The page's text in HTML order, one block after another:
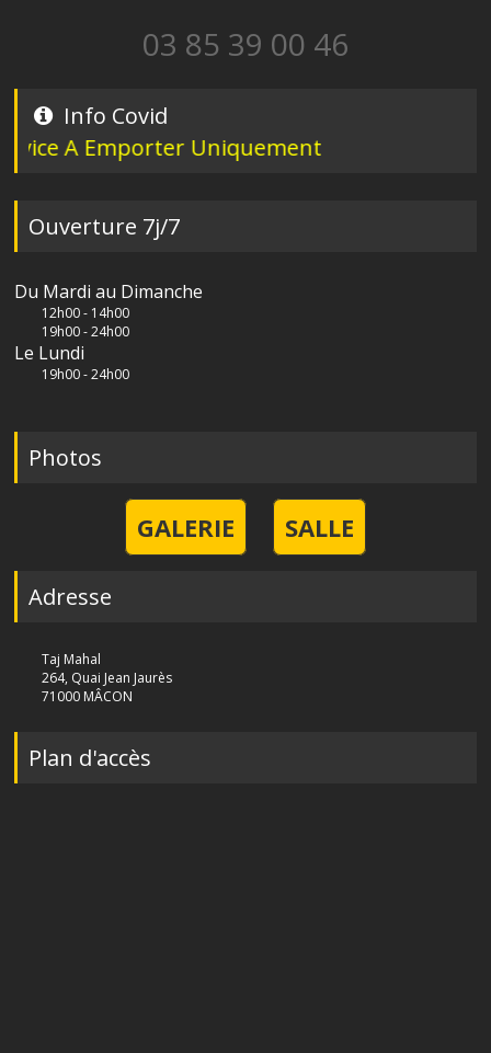
03 85 39 00 46
Info Covid
A Emporter Uniquement
Ouverture 7j/7
Du Mardi au Dimanche
12h00 - 14h00
19h00 - 24h00
Le Lundi
19h00 - 24h00
Photos
GALERIE SALLE
Adresse
Taj Mahal
264, Quai Jean Jaurès
71000 MÂCON
Plan d'accès